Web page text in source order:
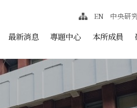
央區塊/Main Content
最新消息 專題中心 本所成員
網站導覽
EN 中央研